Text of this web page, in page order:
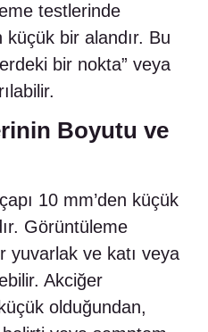
testlerinde
bir alandır. Bu
bir nokta” veya
Boyutu ve
10 mm’den küçük
Görüntüleme
yuvarlak ve katı veya
Akciğer
olduğundan,